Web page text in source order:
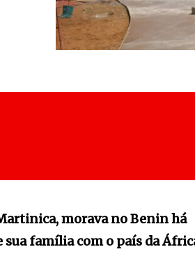
morava no Benin há
sua família com o país da